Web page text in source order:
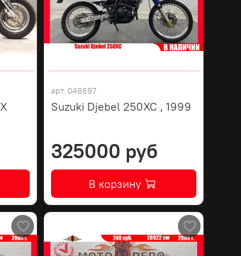
арт. 048697
Suzuki Djebel 250XC , 1999
325000 руб
В корзину